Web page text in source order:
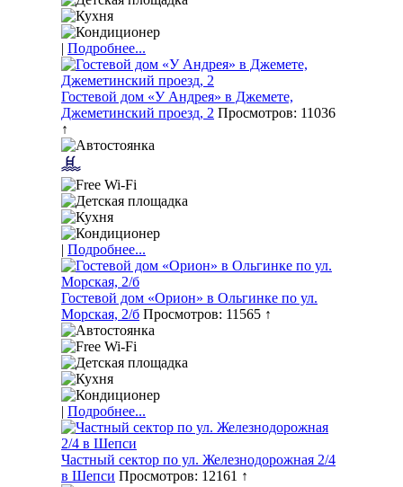
| Подробнее...
Гостевой дом «У Андрея» в Джемете,
Джеметинский проезд, 2 Просмотров: 11036
↑
| Подробнее...
Гостевой дом «Орион» в Ольгинке по ул.
Морская, 2/б Просмотров: 11565 ↑
| Подробнее...
Частный сектор по ул. Железнодорожная 2/4
в Шепси Просмотров: 12161 ↑